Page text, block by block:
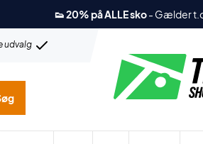
👟 20% på ALLE sko- Gælder
udvalg